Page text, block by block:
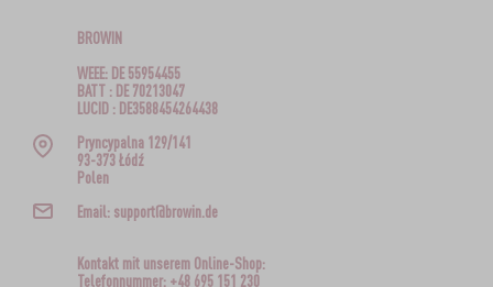
BROWIN
WEEE: DE 55954455
BATT : DE 70213047
LUCID : DE3588454264438
Pryncypalna 129/141
93-373 Łódź
Polen
Email: support@browin.de
Kontakt mit unserem Online-Shop:
Telefonnummer: +48 695 151 230